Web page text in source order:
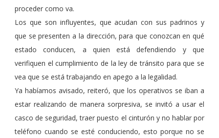
proceder como va.
Los que son influyentes, que acudan con sus padrinos y
que se presenten a la dirección, para que conozcan en qué
estado conducen, a quien está defendiendo y que
verifiquen el cumplimiento de la ley de tránsito para que se
vea que se está trabajando en apego a la legalidad.
Ya habíamos avisado, reiteró, que los operativos se iban a
estar realizando de manera sorpresiva, se invitó a usar el
casco de seguridad, traer puesto el cinturón y no hablar por
teléfono cuando se esté conduciendo, esto porque no se